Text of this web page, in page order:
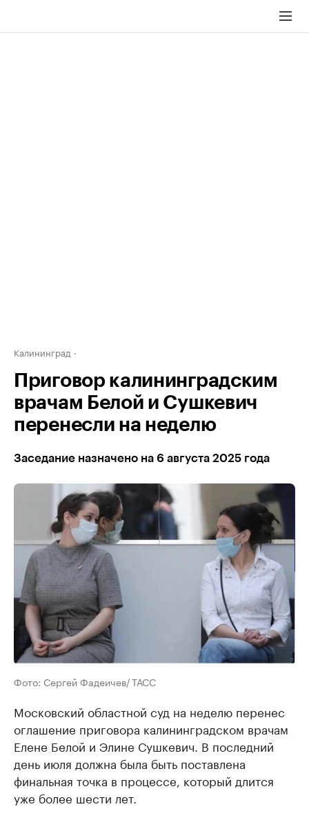
Калининград
Приговор калининградским
врачам Белой и Сушкевич
перенесли на неделю
Заседание назначено на 6 августа 2025 года
Фото: Сергей Фадеичев/ ТАСС
Московский областной суд на неделю перенес
оглашение приговора калининградском врачам
Елене Белой и Элине Сушкевич. В последний
день июля должна была быть поставлена
финальная точка в процессе, который длится
уже более шести лет.